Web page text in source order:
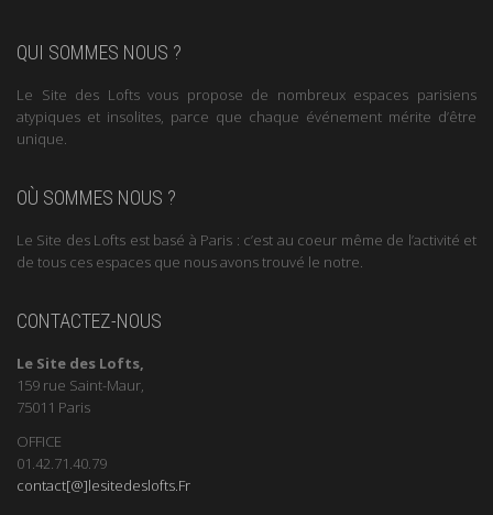
QUI SOMMES NOUS ?
Le Site des Lofts vous propose de nombreux espaces parisiens
atypiques et insolites, parce que chaque événement mérite d’être
unique.
OÙ SOMMES NOUS ?
Le Site des Lofts est basé à Paris : c’est au coeur même de l’activité et
de tous ces espaces que nous avons trouvé le notre.
CONTACTEZ-NOUS
Le Site des Lofts,
159 rue Saint-Maur,
75011 Paris
OFFICE
01.42.71.40.79
contact[@]lesitedeslofts.Fr